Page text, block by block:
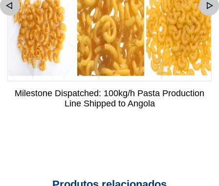
Milestone Dispatched: 100kg/h Pasta Production
Line Shipped to Angola